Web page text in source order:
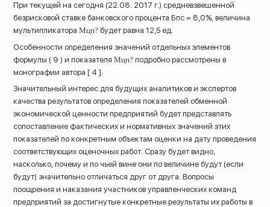
При текущей на сегодня (22.08. 2017 г.) средневзвешенной
безрисковой ставке банковского процента Бпс = 8,0%, величина
мультипликатораМцп? будет равна 12,5 ед.
Особенности определения значений отдельных элементов
формулы ( 9 ) и показателяМцп? подробно рассмотрены в
монографии автора [ 4 ].
Значительный интерес для будущих аналитиков и экспертов
качества результатов определения показателей обменной
экономической ценности предприятий будет представлять
сопоставление фактических и нормативных значений этих
показателей по конкретным объектам оценки на дату проведения
соответствующих оценочных работ. Сразу будет видно,
насколько, почему и по чьей вине они по величине будут (если
будут) значительно отличаться друг от друга. Вопросы
поощрения и наказания участников управленческих команд
предприятий за достигнутые конкретные результаты их работы в